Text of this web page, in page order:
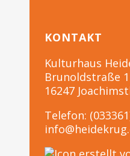
KONTAKT
Kulturhaus
Brunoldstraße 1
16247
Telefon: